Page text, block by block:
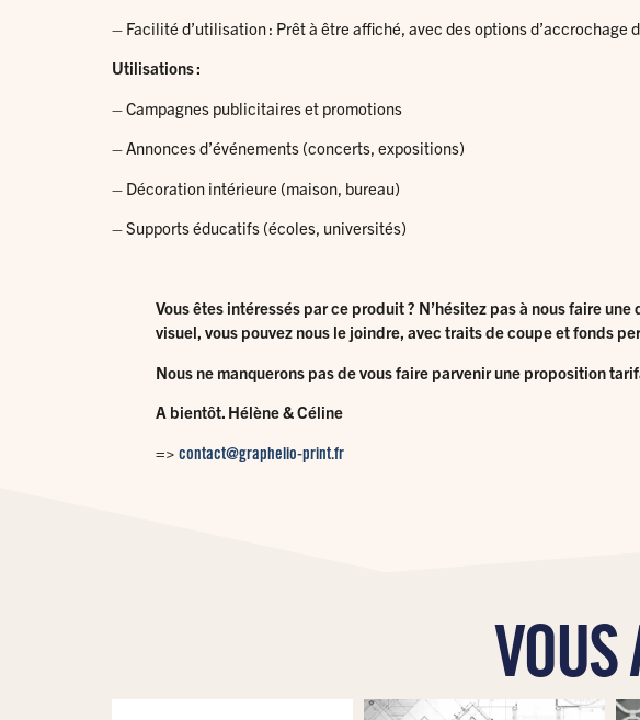
– Facilité d’utilisation : Prêt à être affiché, avec des options d’accrochage
Utilisations :
– Campagnes publicitaires et promotions
– Annonces d’événements (concerts, expositions)
– Décoration intérieure (maison, bureau)
– Supports éducatifs (écoles, universités)
Vous êtes intéressés par ce produit ? N’hésitez pas à nous faire
visuel, vous pouvez nous le joindre, avec traits de coupe et fonds
Nous ne manquerons pas de vous faire parvenir une proposition
A bientôt. Hélène & Céline
=> contact@graphelio-print.fr
VOUS